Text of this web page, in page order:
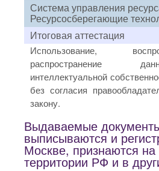
Система управления
Ресурсосберегающие
Итоговая аттестация
Использование,
распространение
интеллектуальной
без согласия
закону.
Выдаваемые
выписываются и
Москве, признаются на
территории РФ и в